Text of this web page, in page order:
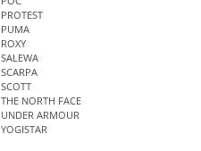
PROTEST
PUMA
ROXY
SALEWA
SCARPA
SCOTT
THE NORTH FACE
UNDER ARMOUR
YOGISTAR